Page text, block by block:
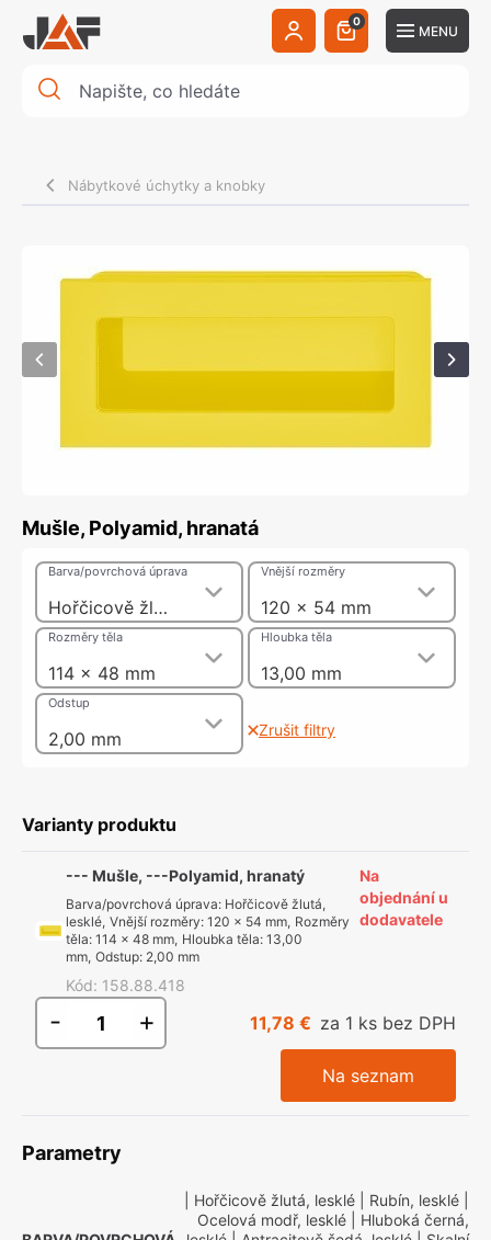
0
MENU
Nábytkové úchytky a knobky
Mušle, Polyamid, hranatá
Hořčicově žlutá, lesklé
Barva/povrchová úprava
120 x 54 mm
Vnější rozměry
114 x 48 mm
Rozměry těla
13,00 mm
Hloubka těla
2,00 mm
Odstup
Zrušit filtry
Varianty produktu
--- Mušle, ---Polyamid, hranatý
Barva/povrchová úprava: Hořčicově žlutá,
lesklé, Vnější rozměry: 120 x 54 mm, Rozměry
těla: 114 x 48 mm, Hloubka těla: 13,00
mm, Odstup: 2,00 mm
Kód: 158.88.418
Na
objednání u
dodavatele
- + 11,78 € za 1 ks bez DPH
Na seznam
Parametry
| Hořčicově žlutá, lesklé | Rubín, lesklé
Ocelová modř, lesklé | Hluboká černá,